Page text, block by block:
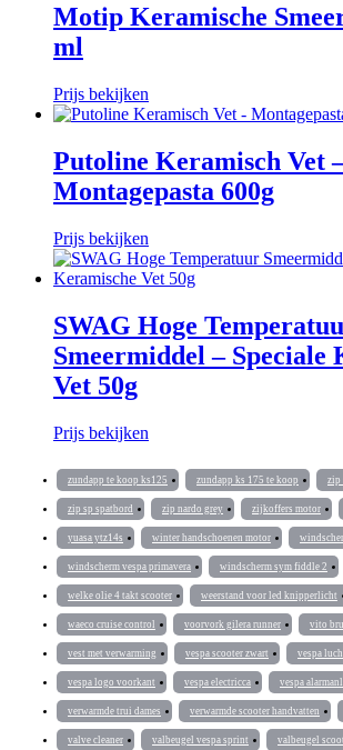
Motip Keramische
ml
Prijs bekijken
Putoline Keramisch Vet
Montagepasta 600g
Prijs bekijken
SWAG Hoge
Smeermiddel – Speciale
Vet 50g
Prijs bekijken
zundapp te koop ks125 zundapp ks 175 te koop zip
zip sp spatbord zip nardo grey zijkoffers motor
yuasa ytz14s winter handschoenen motor
windscherm vespa primavera windscherm sym fiddle 2
welke olie 4 takt scooter weerstand voor led knipperlicht
waeco cruise control voorvork gilera runner vito
vest met verwarming vespa scooter zwart vespa
vespa logo voorkant vespa electricca vespa
verwarmde trui dames verwarmde scooter handvatten
valve cleaner valbeugel vespa sprint valbeugel